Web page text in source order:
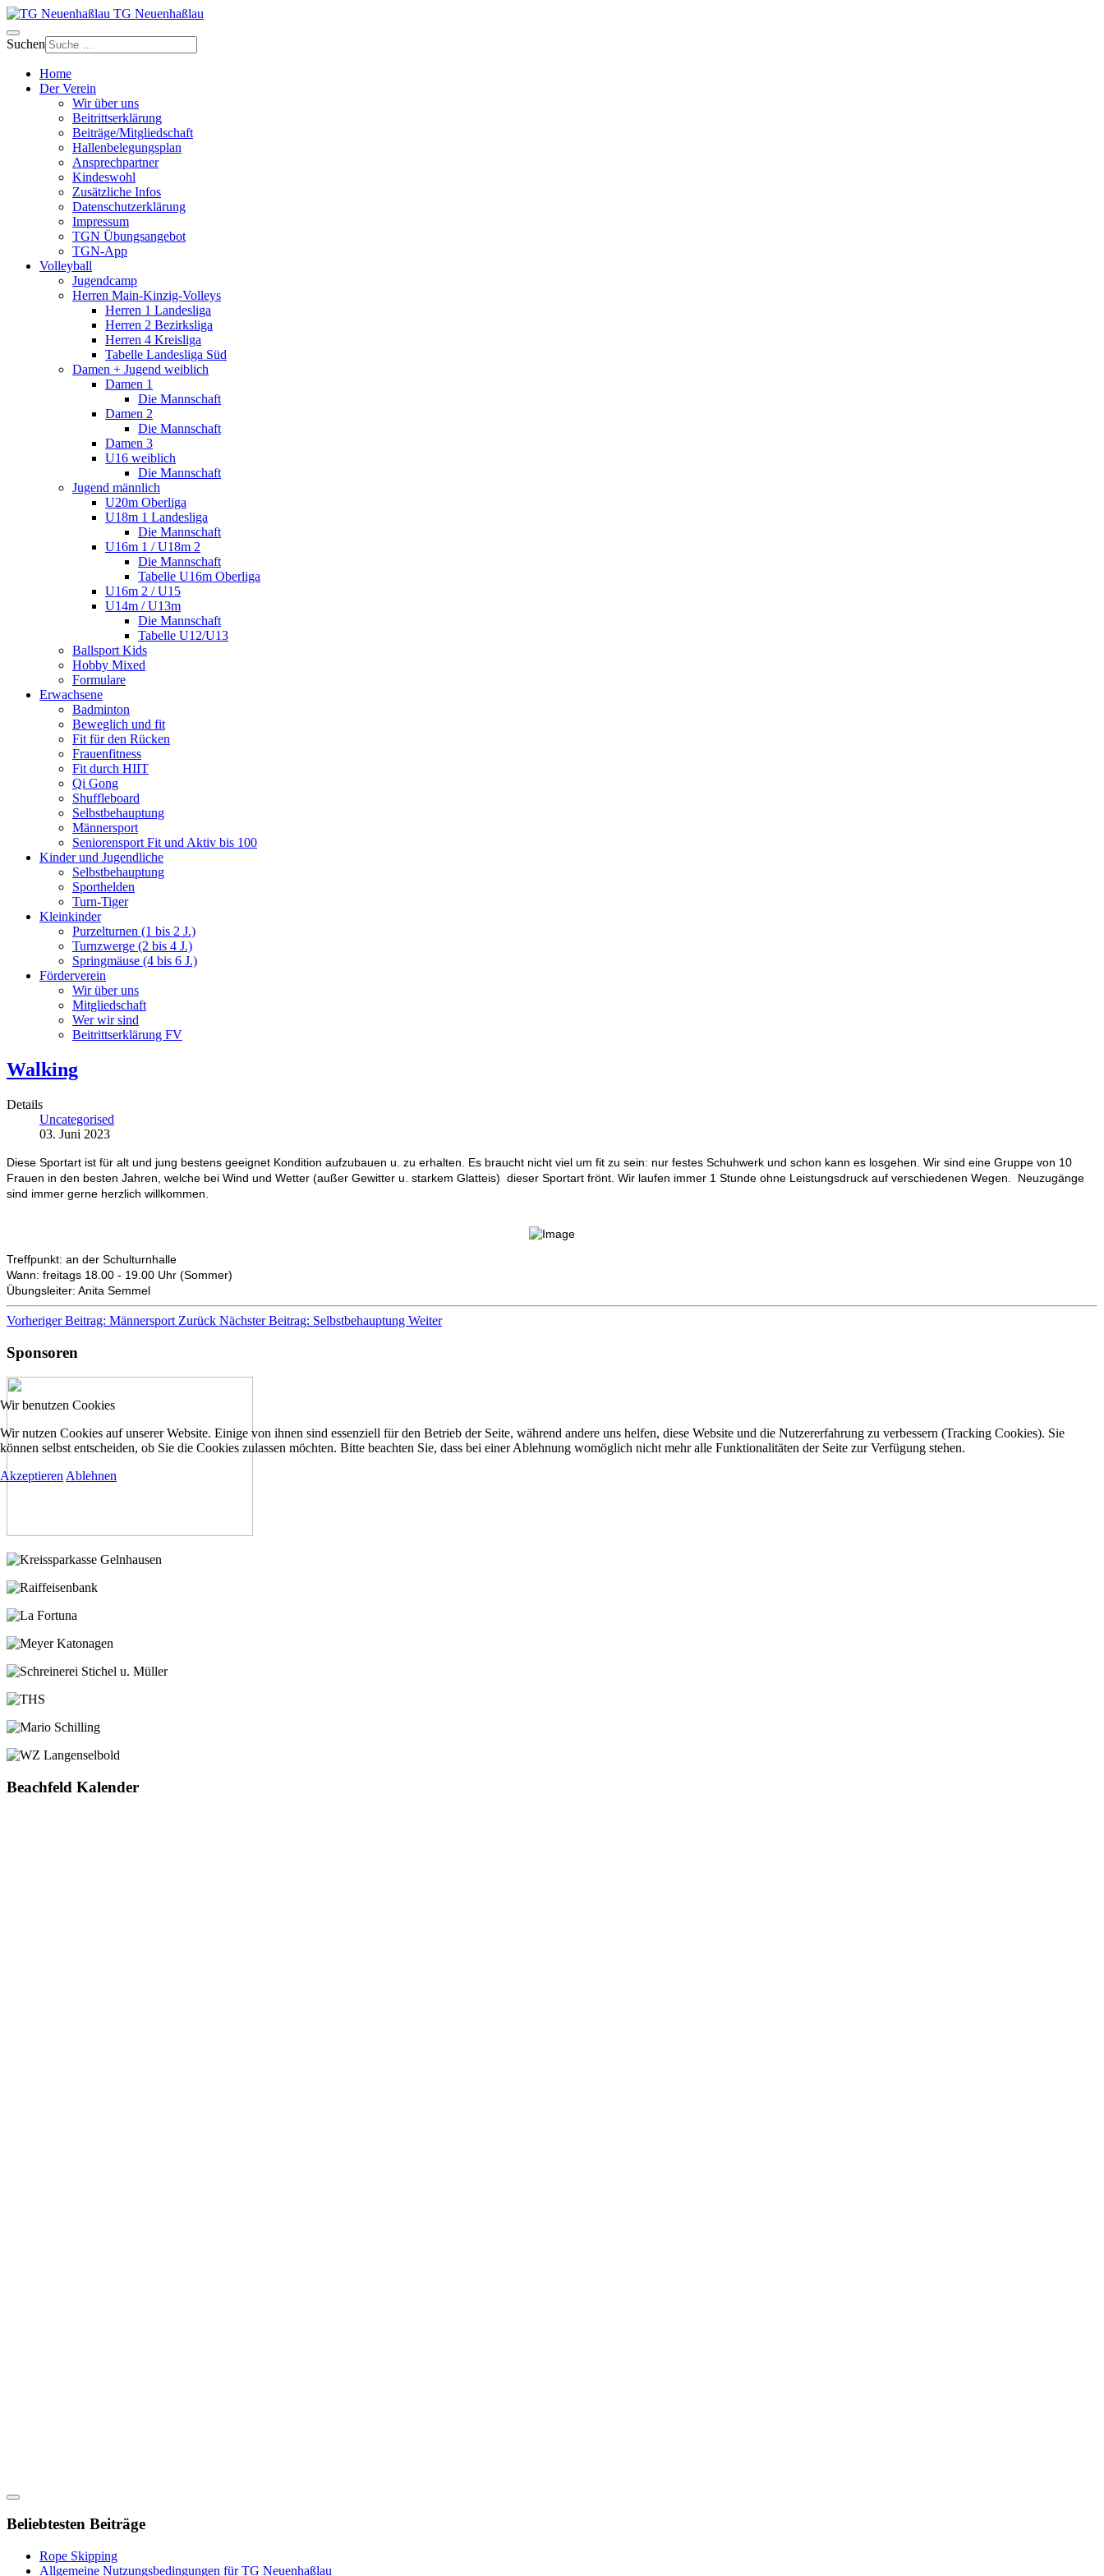
TG Neuenhaßlau
Suchen
Home
Der Verein
Wir über uns
Beitrittserklärung
Beiträge/Mitgliedschaft
Hallenbelegungsplan
Ansprechpartner
Kindeswohl
Zusätzliche Infos
Datenschutzerklärung
Impressum
TGN Übungsangebot
TGN-App
Volleyball
Jugendcamp
Herren Main-Kinzig-Volleys
Herren 1 Landesliga
Herren 2 Bezirksliga
Herren 4 Kreisliga
Tabelle Landesliga Süd
Damen + Jugend weiblich
Damen 1
Die Mannschaft
Damen 2
Die Mannschaft
Damen 3
U16 weiblich
Die Mannschaft
Jugend männlich
U20m Oberliga
U18m 1 Landesliga
Die Mannschaft
U16m 1 / U18m 2
Die Mannschaft
Tabelle U16m Oberliga
U16m 2 / U15
U14m / U13m
Die Mannschaft
Tabelle U12/U13
Ballsport Kids
Hobby Mixed
Formulare
Erwachsene
Badminton
Beweglich und fit
Fit für den Rücken
Frauenfitness
Fit durch HIIT
Qi Gong
Shuffleboard
Selbstbehauptung
Männersport
Seniorensport Fit und Aktiv bis 100
Kinder und Jugendliche
Selbstbehauptung
Sporthelden
Turn-Tiger
Kleinkinder
Purzelturnen (1 bis 2 J.)
Turnzwerge (2 bis 4 J.)
Springmäuse (4 bis 6 J.)
Förderverein
Wir über uns
Mitgliedschaft
Wer wir sind
Beitrittserklärung FV
Walking
Details
Uncategorised
03. Juni 2023
Diese Sportart ist für alt und jung bestens geeignet Kondition aufzubauen u. zu erhalten. Es braucht nicht viel um fit zu sein: nur festes Schuhwerk und schon kann es losgehen. Wir sind eine Gruppe von 10
Frauen in den besten Jahren, welche bei Wind und Wetter (außer Gewitter u. starkem Glatteis) dieser Sportart frönt. Wir laufen immer 1 Stunde ohne Leistungsdruck auf verschiedenen Wegen. Neuzugänge
sind immer gerne herzlich willkommen.
Treffpunkt: an der Schulturnhalle
Wann: freitags 18.00 - 19.00 Uhr (Sommer)
Übungsleiter: Anita Semmel
Vorheriger Beitrag: Männersport Zurück Nächster Beitrag: Selbstbehauptung Weiter
Sponsoren
Beachfeld Kalender
Beliebtesten Beiträge
Rope Skipping
Allgemeine Nutzungsbedingungen für TG Neuenhaßlau
Wir benutzen Cookies
Wir nutzen Cookies auf unserer Website. Einige von ihnen sind essenziell für den Betrieb der Seite, während andere uns helfen, diese Website und die Nutzererfahrung zu verbessern (Tracking Cookies). Sie
können selbst entscheiden, ob Sie die Cookies zulassen möchten. Bitte beachten Sie, dass bei einer Ablehnung womöglich nicht mehr alle Funktionalitäten der Seite zur Verfügung stehen.
Akzeptieren Ablehnen